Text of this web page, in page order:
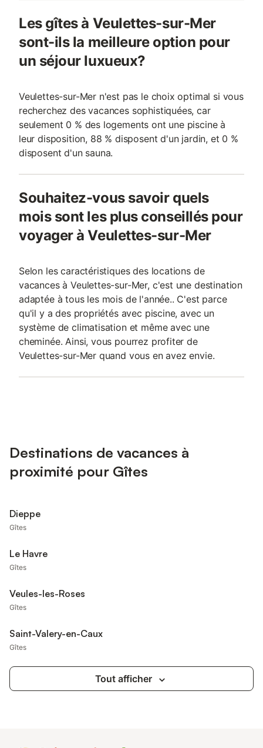
Les gîtes à Veulettes-sur-Mer
sont-ils la meilleure option pour
un séjour luxueux?
Veulettes-sur-Mer n'est pas le choix optimal si vous
recherchez des vacances sophistiquées, car
seulement 0 % des logements ont une piscine à
leur disposition, 88 % disposent d'un jardin, et 0 %
disposent d'un sauna.
Souhaitez-vous savoir quels
mois sont les plus conseillés pour
voyager à Veulettes-sur-Mer
Selon les caractéristiques des locations de
vacances à Veulettes-sur-Mer, c'est une destination
adaptée à tous les mois de l'année.. C'est parce
qu'il y a des propriétés avec piscine, avec un
système de climatisation et même avec une
cheminée. Ainsi, vous pourrez profiter de
Veulettes-sur-Mer quand vous en avez envie.
Destinations de vacances à
proximité pour Gîtes
Dieppe
Gîtes
Le Havre
Gîtes
Veules-les-Roses
Gîtes
Saint-Valery-en-Caux
Gîtes
Tout afficher